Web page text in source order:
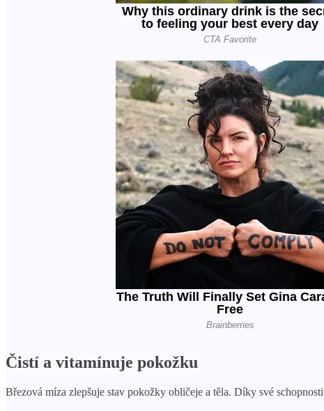
Čistí a vitamínuje pokožku
Březová míza zlepšuje stav pokožky obličeje a těla. Díky své